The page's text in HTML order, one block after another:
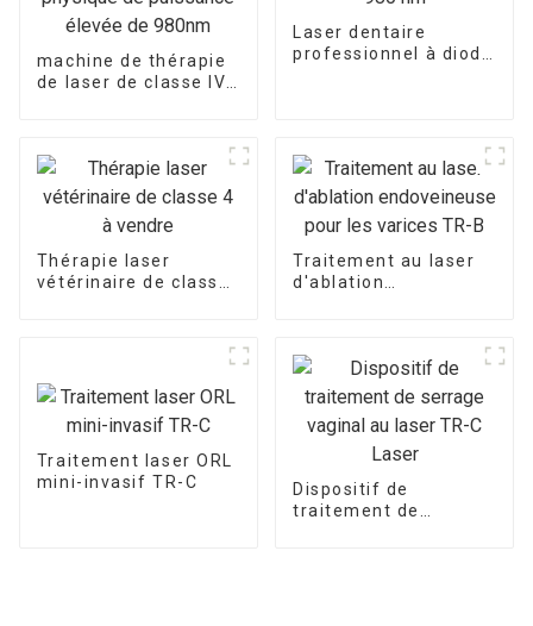
machine de thérapie
de laser de classe IV
980nm
Laser dentaire
professionnel à diode
Thérapie laser
vétérinaire de classe
Traitement au laser
d'ablation
Traitement laser ORL
mini-invasif TR-C
Dispositif de
traitement de